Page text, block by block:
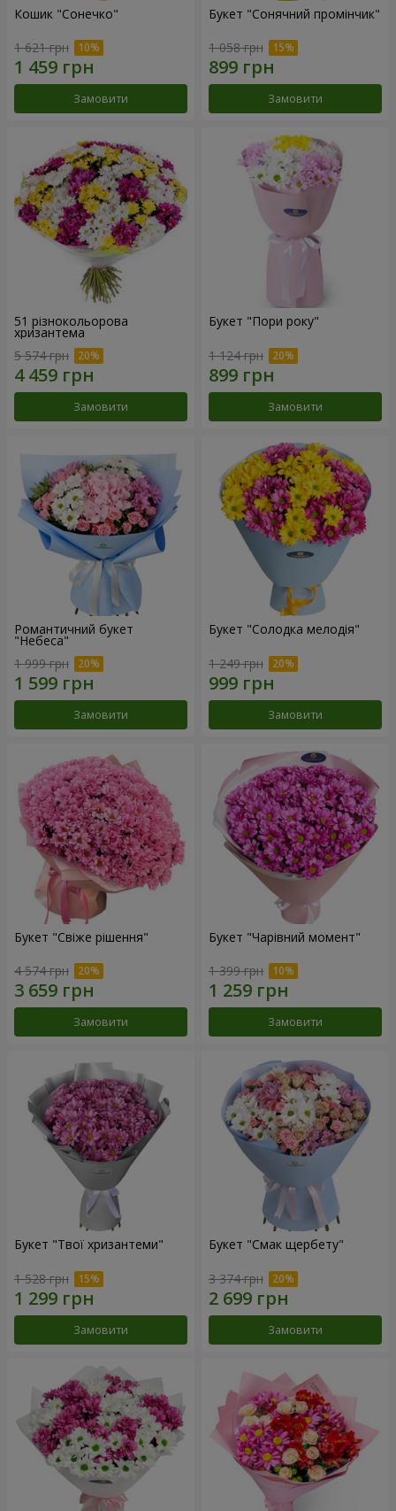
Кошик "Сонечко"
1 621 грн
Замовити
Букет "Сонячний промінчик"
1 058 грн
Замовити
51 різнокольорова
хризантема
5 574 грн
Замовити
Букет "Пори року"
1 124 грн
Замовити
Романтичний букет
"Небеса"
1 999 грн
Замовити
Букет "Солодка мелодія"
1 249 грн
Замовити
Букет "Свіже рішення"
4 574 грн
Замовити
Букет "Чарівний момент"
1 399 грн
Замовити
Букет "Твої хризантеми"
1 528 грн
Замовити
Букет "Смак щербету"
3 374 грн
Замовити